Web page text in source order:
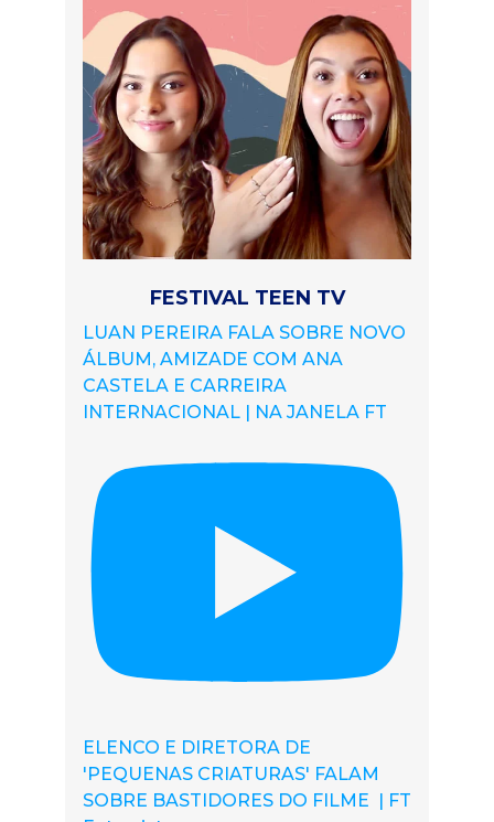
FESTIVAL TEEN TV
LUAN PEREIRA FALA SOBRE NOVO
ÁLBUM, AMIZADE COM ANA
CASTELA E CARREIRA
INTERNACIONAL | NA JANELA FT
ELENCO E DIRETORA DE
'PEQUENAS CRIATURAS' FALAM
SOBRE BASTIDORES DO FILME | FT